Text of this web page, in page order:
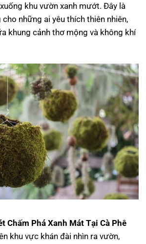
khu vườn xanh mướt. Đây là
những ai yêu thích thiên nhiên,
khung cảnh thơ mộng và không khí
Chấm Phá Xanh Mát Tại Cà Phê
khu vực khán đài nhìn ra vườn,